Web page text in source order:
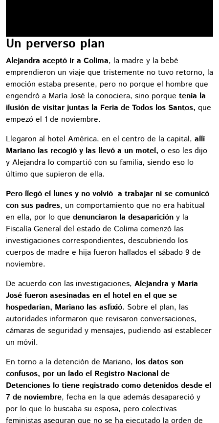
Un perverso plan
Alejandra aceptó ir a Colima, la madre y la bebé
emprendieron un viaje que tristemente no tuvo retorno, la
emoción estaba presente, pero no porque el hombre que
engendró a María José la conociera, sino porque tenía la
ilusión de visitar juntas la Feria de Todos los Santos, que
empezó el 1 de noviembre.
Llegaron al hotel América, en el centro de la capital, allí
Mariano las recogió y las llevó a un motel, o eso les dijo
y Alejandra lo compartió con su familia, siendo eso lo
último que supieron de ella.
Pero llegó el lunes y no volvió a trabajar ni se comunicó
con sus padres, un comportamiento que no era habitual
en ella, por lo que denunciaron la desaparición y la
Fiscalía General del estado de Colima comenzó las
investigaciones correspondientes, descubriendo los
cuerpos de madre e hija fueron hallados el sábado 9 de
noviembre.
De acuerdo con las investigaciones, Alejandra y María
José fueron asesinadas en el hotel en el que se
hospedarían, Mariano las asfixió. Sobre el plan, las
autoridades informaron que revisaron conversaciones,
cámaras de seguridad y mensajes, pudiendo así establecer
un móvil.
En torno a la detención de Mariano, los datos son
confusos, por un lado el Registro Nacional de
Detenciones lo tiene registrado como detenidos desde el
7 de noviembre, fecha en la que además desapareció y
por lo que lo buscaba su esposa, pero colectivas
feministas aseguran que no se ha ejecutado la orden de